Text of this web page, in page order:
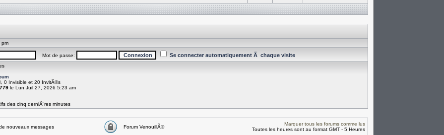
pm
Mot de passe: Se connecter automatiquement Ã chaque visite
0 Invisible et 20 InvitÃ©s
le Lun Juil 27, 2026 5:23 am
des cinq derniÃ¨res minutes
nouveaux messages Forum VerrouillÃ©
Marquer tous les forums comme lus
Toutes les heures sont au format GMT - 5 Heures